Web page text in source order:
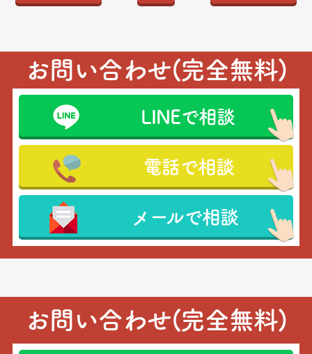
お問い合わせ(完全無料)
LINEで相談
電話で相談
メールで相談
お問い合わせ(完全無料)